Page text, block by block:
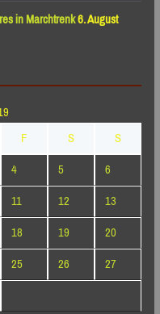
in Marchtrenk6. August
F S
S
4 5
6
11 12
13
18 19
20
25 26
27